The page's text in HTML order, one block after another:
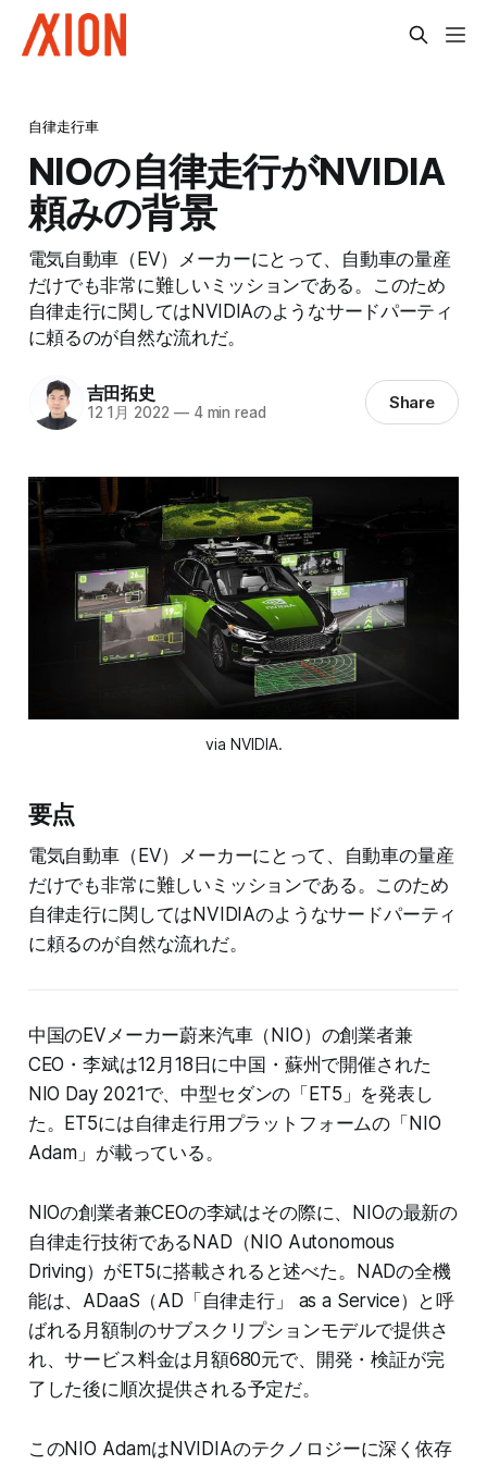
自律走行車
NIOの自律走行がNVIDIA
頼みの背景
電気自動車（EV）メーカーにとって、自動車の量産
だけでも非常に難しいミッションである。このため
自律走行に関してはNVIDIAのようなサードパーティ
に頼るのが自然な流れだ。
吉田拓史
12 1月 2022 —4 min read Share
via NVIDIA.
要点
電気自動車（EV）メーカーにとって、自動車の量産
だけでも非常に難しいミッションである。このため
自律走行に関してはNVIDIAのようなサードパーティ
に頼るのが自然な流れだ。
中国のEVメーカー蔚来汽車（NIO）の創業者兼
CEO・李斌は12月18日に中国・蘇州で開催された
NIO Day 2021で、中型セダンの「ET5」を発表し
た。ET5には自律走行用プラットフォームの「NIO
Adam」が載っている。
NIOの創業者兼CEOの李斌はその際に、NIOの最新の
自律走行技術であるNAD（NIO Autonomous
Driving）がET5に搭載されると述べた。NADの全機
能は、ADaaS（AD「自律走行」 as a Service）と呼
ばれる月額制のサブスクリプションモデルで提供さ
れ、サービス料金は月額680元で、開発・検証が完
了した後に順次提供される予定だ。
このNIO AdamはNVIDIAのテクノロジーに深く依存